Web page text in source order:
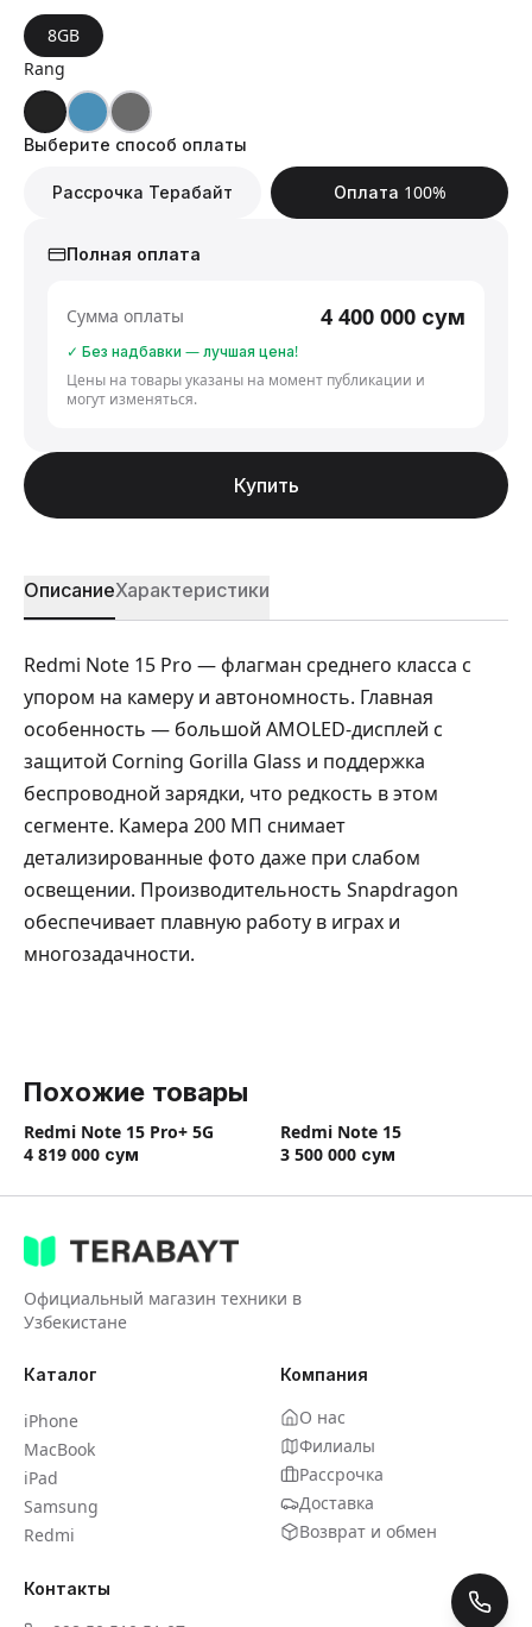
8GB
Rang
Выберите способ оплаты
Рассрочка Терабайт Оплата 100%
Полная оплата
Сумма оплаты 4 400 000 сум
✓ Без надбавки — лучшая цена!
Цены на товары указаны на момент публикации и
могут изменяться.
Купить
ОписаниеХарактеристики
Redmi Note 15 Pro — флагман среднего класса с
упором на камеру и автономность. Главная
особенность — большой AMOLED-дисплей с
защитой Corning Gorilla Glass и поддержка
беспроводной зарядки, что редкость в этом
сегменте. Камера 200 МП снимает
детализированные фото даже при слабом
освещении. Производительность Snapdragon
обеспечивает плавную работу в играх и
многозадачности.
Похожие товары
Redmi Note 15 Pro+ 5G
4 819 000 сум
Redmi Note 15
3 500 000 сум
Официальный магазин техники в
Узбекистане
Каталог
iPhone
MacBook
iPad
Samsung
Redmi
Компания
О нас
Филиалы
Рассрочка
Доставка
Возврат и обмен
Контакты